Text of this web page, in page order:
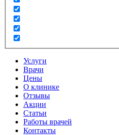
Услуги
Врачи
Цены
О клинике
Отзывы
Акции
Статьи
Работы врачей
Контакты